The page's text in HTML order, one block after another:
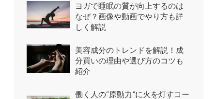
ヨガで睡眠の質が向上するのは
なぜ？画像や動画でやり方も詳
しく解説
美容成分のトレンドを解説！成
分買いの理由や選び方のコツも
紹介
働く人の“原動力”に火を灯すコー